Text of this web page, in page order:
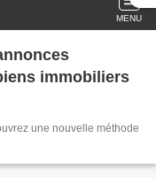
MENU
immobiliers
une nouvelle méthode